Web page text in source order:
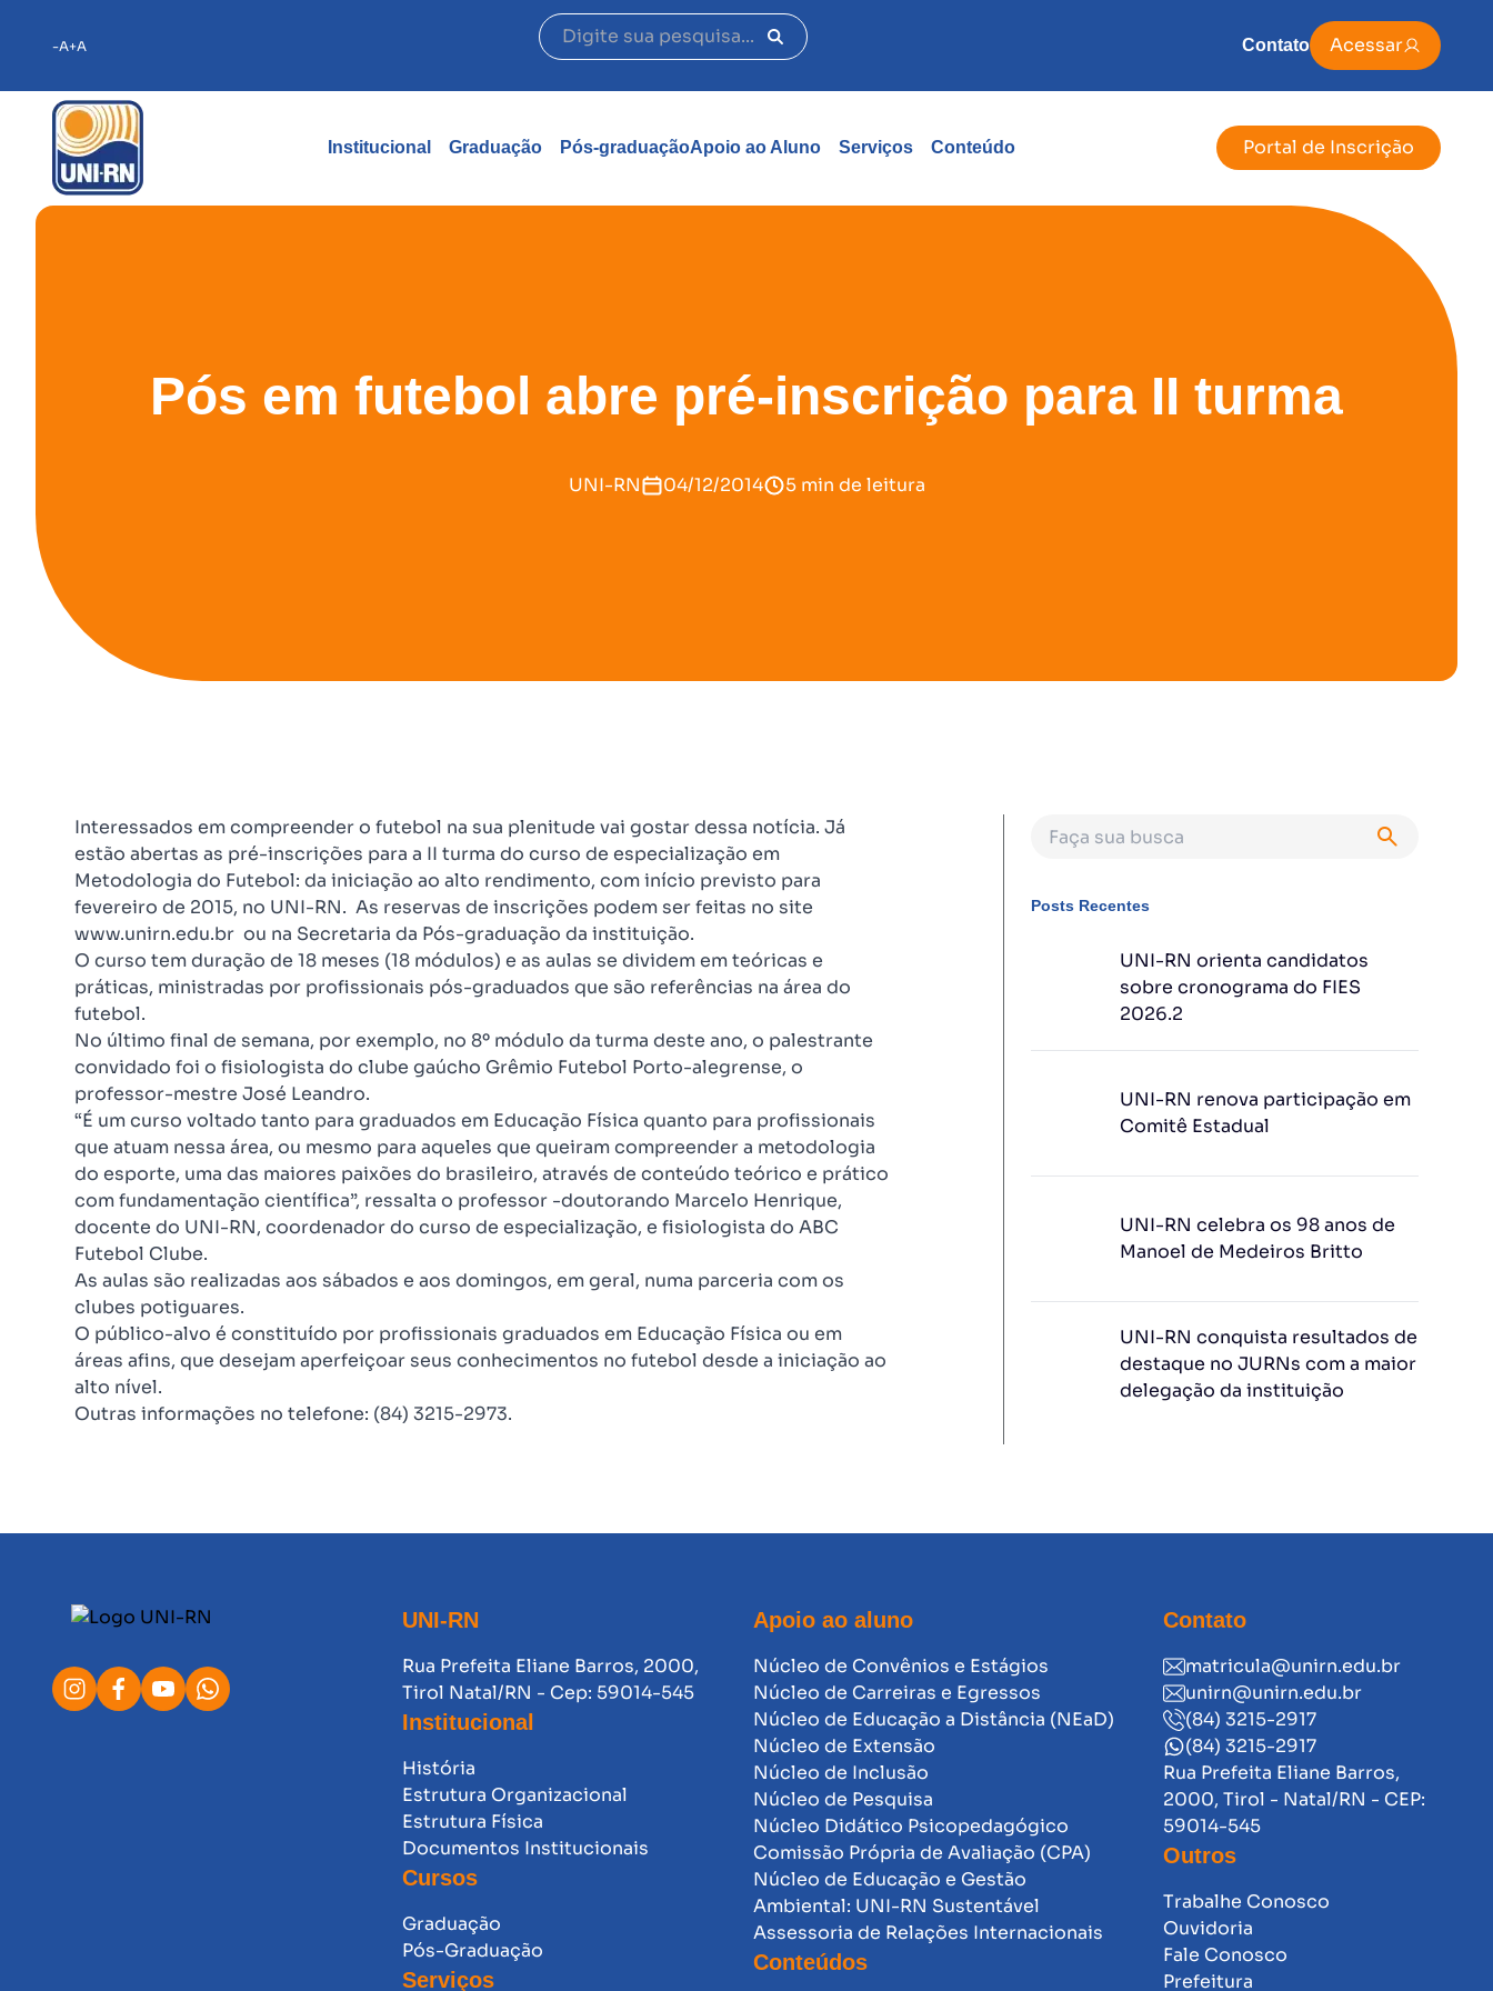
-A+A Contato Acessar
Institucional Graduação Pós-graduaçãoApoio ao Aluno Serviços Conteúdo Portal de Inscrição
Pós em futebol abre pré-inscrição para II turma
UNI-RN 04/12/2014 5 min de leitura
Interessados em compreender o futebol na sua plenitude vai gostar dessa notícia. Já
estão abertas as pré-inscrições para a II turma do curso de especialização em
Metodologia do Futebol: da iniciação ao alto rendimento, com início previsto para
fevereiro de 2015, no UNI-RN. As reservas de inscrições podem ser feitas no site
www.unirn.edu.br ou na Secretaria da Pós-graduação da instituição.
O curso tem duração de 18 meses (18 módulos) e as aulas se dividem em teóricas e
práticas, ministradas por profissionais pós-graduados que são referências na área do
futebol.
No último final de semana, por exemplo, no 8º módulo da turma deste ano, o palestrante
convidado foi o fisiologista do clube gaúcho Grêmio Futebol Porto-alegrense, o
professor-mestre José Leandro.
“É um curso voltado tanto para graduados em Educação Física quanto para profissionais
que atuam nessa área, ou mesmo para aqueles que queiram compreender a metodologia
do esporte, uma das maiores paixões do brasileiro, através de conteúdo teórico e prático
com fundamentação científica”, ressalta o professor -doutorando Marcelo Henrique,
docente do UNI-RN, coordenador do curso de especialização, e fisiologista do ABC
Futebol Clube.
As aulas são realizadas aos sábados e aos domingos, em geral, numa parceria com os
clubes potiguares.
O público-alvo é constituído por profissionais graduados em Educação Física ou em
áreas afins, que desejam aperfeiçoar seus conhecimentos no futebol desde a iniciação ao
alto nível.
Outras informações no telefone: (84) 3215-2973.
Posts Recentes
UNI-RN orienta candidatos
sobre cronograma do FIES
2026.2
UNI-RN renova participação em
Comitê Estadual
UNI-RN celebra os 98 anos de
Manoel de Medeiros Britto
UNI-RN conquista resultados de
destaque no JURNs com a maior
delegação da instituição
UNI-RN
Rua Prefeita Eliane Barros, 2000,
Tirol Natal/RN - Cep: 59014-545
Institucional
História
Estrutura Organizacional
Estrutura Física
Documentos Institucionais
Cursos
Graduação
Pós-Graduação
Serviços
Apoio ao aluno
Núcleo de Convênios e Estágios
Núcleo de Carreiras e Egressos
Núcleo de Educação a Distância (NEaD)
Núcleo de Extensão
Núcleo de Inclusão
Núcleo de Pesquisa
Núcleo Didático Psicopedagógico
Comissão Própria de Avaliação (CPA)
Núcleo de Educação e Gestão
Ambiental: UNI-RN Sustentável
Assessoria de Relações Internacionais
Conteúdos
Contato
matricula@unirn.edu.br
unirn@unirn.edu.br
(84) 3215-2917
(84) 3215-2917
Rua Prefeita Eliane Barros,
2000, Tirol - Natal/RN - CEP:
59014-545
Outros
Trabalhe Conosco
Ouvidoria
Fale Conosco
Prefeitura